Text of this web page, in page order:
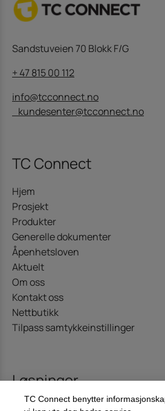
Sandstuveien 70 Blokk F/G
+ 47 815 00 112
info@tcconnect.no
kundesenter@tcconnect.no
TC Connect
Hjem
Prosjekt
Produkter
Generelle dokumenter
Åpenhetsloven
Aktuelt
Om oss
Kontakt oss
Nettbutikk
Tilpass samtykkeinstillinger
Løsninger
Kommunikasjon
TC Connect benytter